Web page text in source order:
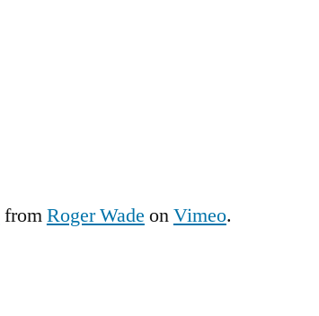
fromRoger Wade onVimeo.